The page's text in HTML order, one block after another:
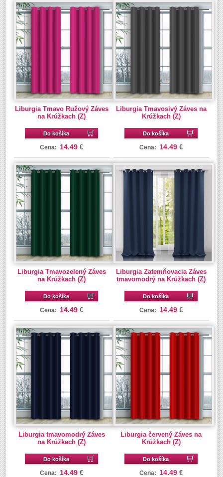
Liburgia Tmavo Ružový Záves
na Krúžkach (Z)
Do košíka
Cena: 14.49 €
Liburgia Tmavosivý Záves na
Krúžkach (Z)
Do košíka
Cena: 14.49 €
Liburgia Tmavozelený Záves
na Krúžkach (Z)
Do košíka
Cena: 14.49 €
Liburgia Zatemňovacia Záves
tmavomodrý na Krúžkach (Z)
Do košíka
Cena: 14.49 €
Liburgia tmavomodrý Záves
na Krúžkach (Z)
Do košíka
Cena: 14.49 €
Liburgia červený Záves na
Krúžkach (Z)
Do košíka
Cena: 14.49 €